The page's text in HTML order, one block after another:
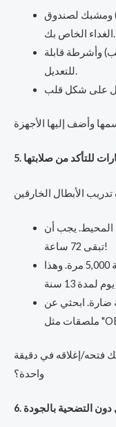
ومشبك لصندوق
الغداء الخاص بك.
وأشرطة قابلة
للتعديل.
للتأكد من صلابتها
المحيط. يجب أن
تبقى 72 ساعة!
: يجب فتح/إغلاق السوستة 5,000 مرة. وهذا
ضارة. ابحثي عن
فتحه/إغلاقه في دقيقة
واحدة؟
دون التضحية بالجودة